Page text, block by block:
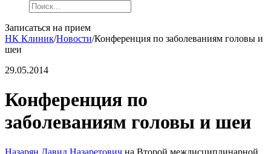
Записаться на прием
НК Клиник/Новости/Конференция по заболеваниям головы и
шеи
29.05.2014
Конференция по
заболеваниям головы и шеи
Назарян Давид Назаретович на Второй междисциплинарной